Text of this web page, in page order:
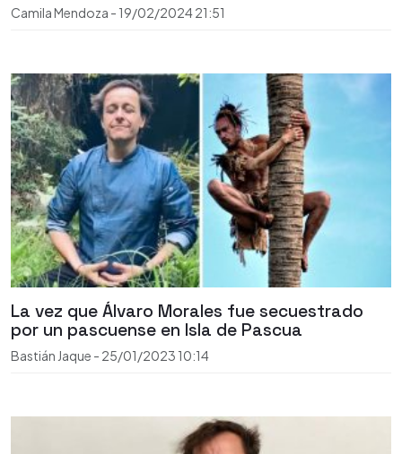
Camila Mendoza - 19/02/202421:51
La vez que Álvaro Morales fue secuestrado
por un pascuense en Isla de Pascua
Bastián Jaque - 25/01/2023 10:14